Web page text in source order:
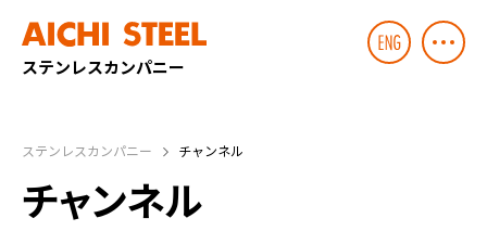
ステンレスカンパニー
ステンレスカンパニー チャンネル
チャンネル